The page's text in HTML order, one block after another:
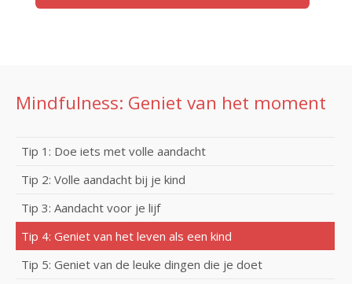
Mindfulness: Geniet van het moment
Tip 1: Doe iets met volle aandacht
Tip 2: Volle aandacht bij je kind
Tip 3: Aandacht voor je lijf
Tip 4: Geniet van het leven als een kind
Tip 5: Geniet van de leuke dingen die je doet